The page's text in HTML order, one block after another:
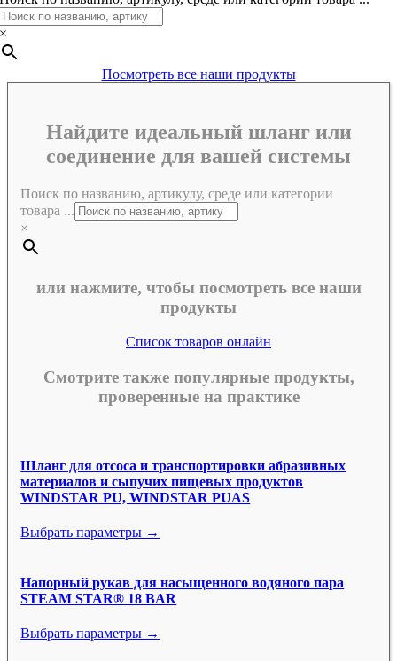
×
Посмотреть все наши продукты
Найдите идеальный шланг или
соединение для вашей системы
Поиск по названию, артикулу, среде или категории
товара ...
×
или нажмите, чтобы посмотреть все наши
продукты
Список товаров онлайн
Смотрите также популярные продукты,
проверенные на практике
Шланг для отсоса и транспортировки абразивных
материалов и сыпучих пищевых продуктов
WINDSTAR PU, WINDSTAR PUAS
Выбрать параметры →
Напорный рукав для насыщенного водяного пара
STEAM STAR® 18 BAR
Выбрать параметры →